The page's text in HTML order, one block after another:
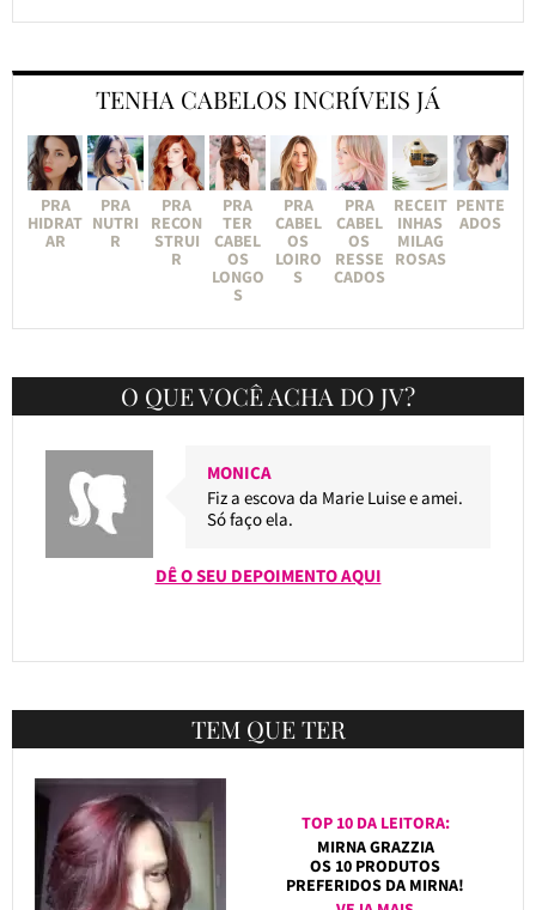
TENHA CABELOS INCRÍVEIS JÁ
PRA
HIDRAT
AR
PRA
NUTRI
R
PRA
RECON
STRUI
R
PRA
TER
CABEL
OS
LONGO
S
PRA
CABEL
OS
LOIRO
S
PRA
CABEL
OS
RESSE
CADOS
RECEIT
INHAS
MILAG
ROSAS
PENTE
ADOS
O QUE VOCÊ ACHA DO JV?
MONICA
Fiz a escova da Marie Luise e amei.
Só faço ela.
DÊ O SEU DEPOIMENTO AQUI
TEM QUE TER
TOP 10 DA LEITORA:
MIRNA GRAZZIA
OS 10 PRODUTOS
PREFERIDOS DA MIRNA!